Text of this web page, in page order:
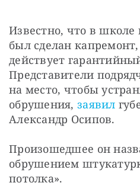
Известно, что в школе
был сделан
действует
Представители
на место, чтобы
обрушения, заявил
Александр Осипов.
Произошедшее он
обрушением
потолка».